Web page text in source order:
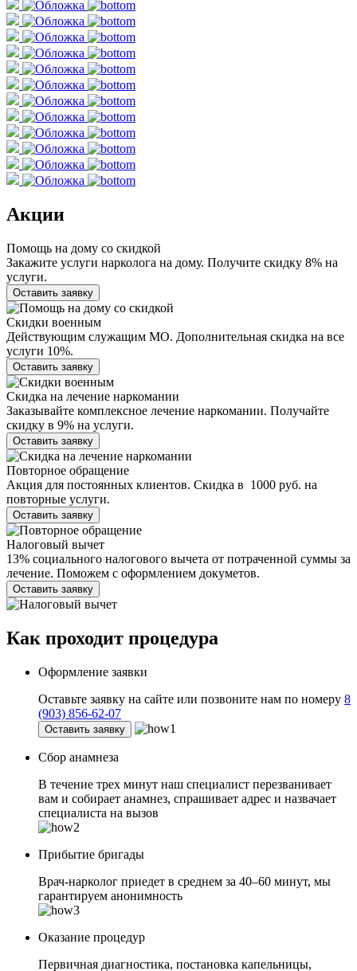
Акции
Помощь на дому со скидкой
Закажите услуги нарколога на дому. Получите скидку 8% на
услуги.
Оставить заявку
Скидки военным
Действующим служащим МО. Дополнительная скидка на все
услуги 10%.
Оставить заявку
Скидка на лечение наркомании
Заказывайте комплексное лечение наркомании. Получайте
скидку в 9% на услуги.
Оставить заявку
Повторное обращение
Акция для постоянных клиентов. Скидка в 1000 руб. на
повторные услуги.
Оставить заявку
Налоговый вычет
13% социального налогового вычета от потраченной суммы за
лечение. Поможем с оформлением докуметов.
Оставить заявку
Как проходит процедура
Оформление заявки
Оставьте заявку на сайте или позвоните нам по номеру 8
(903) 856-62-07
Оставить заявку
Сбор анамнеза
В течение трех минут наш специалист перезванивает
вам и собирает анамнез, спрашивает адрес и назвачает
специалиста на вызов
Прибытие бригады
Врач-нарколог приедет в среднем за 40–60 минут, мы
гарантируем анонимность
Оказание процедур
Первичная диагностика, постановка капельницы,